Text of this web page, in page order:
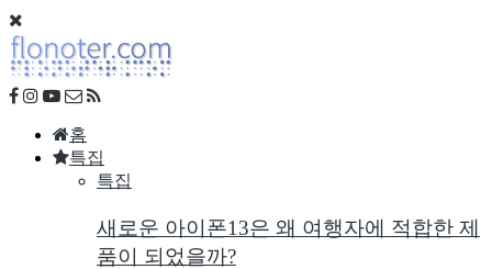
홈
특집
특집
새로운 아이폰13은 왜 여행자에 적합한 제
품이 되었을까?